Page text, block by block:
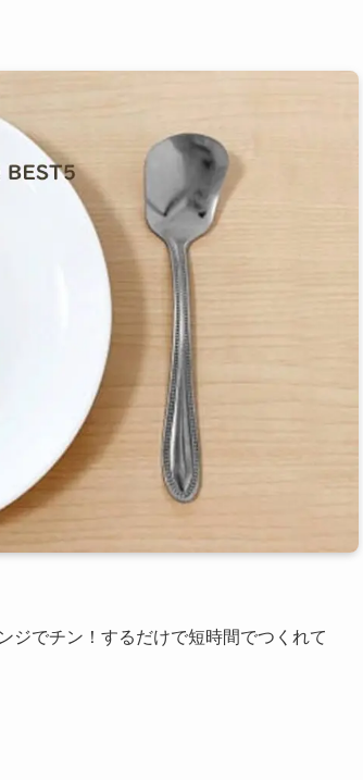
ジでチン！するだけで短時間でつくれて